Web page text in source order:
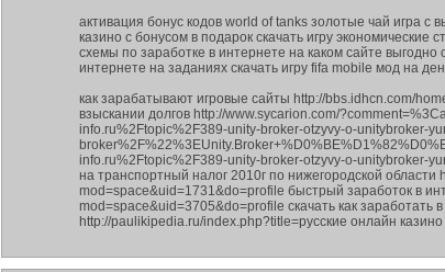
активация бонус кодов world of tanks золотые чай игра с
казино с бонусом в подарок скачать игру экономические
схемы по заработке в интернете на каком сайте выгодно
интернете на заданиях скачать игру fifa mobile мод на
как зарабатывают игровые сайты http://bbs.idhcn.com/
взыскании долгов http://www.sycarion.com/
info.ru%2Ftopic%2F389-unity-broker-otzyvy-o-unitybroker-
info.ru%2Ftopic%2F389-unity-broker-otzyvy-o-unitybroker-
на транспортный налог 2010г по нижегородской
mod=space&uid=1731&do=profile быстрый заработок в
mod=space&uid=3705&do=profile скачать как заработать
http://paulikipedia.ru/index.php?title=русские онлайн казино